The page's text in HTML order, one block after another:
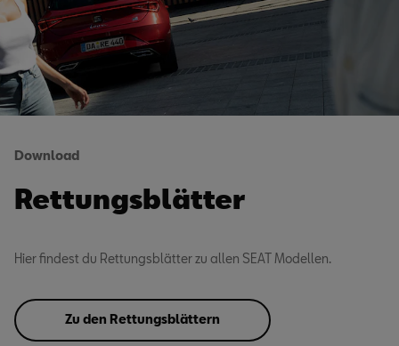
Download
Rettungsblätter
Hier findest du Rettungsblätter zu allen SEAT Modellen.
Zu den Rettungsblättern